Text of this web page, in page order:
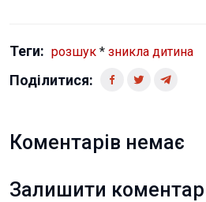
Теги: розшук * зникла дитина
Поділитися:
Коментарів немає
Залишити коментар